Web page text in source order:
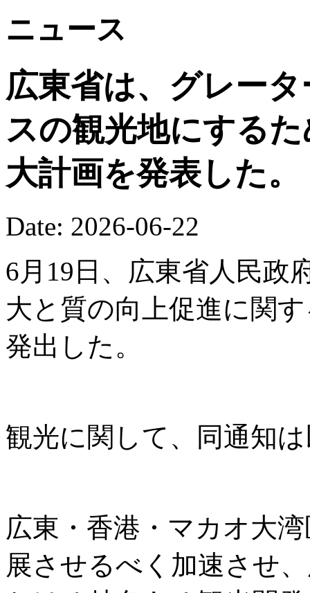
ニュース
広東省は、グレー
スの観光地にする
大計画を発表した。
Date: 2026-06-22
6月19日、広東省人民政
大と質の向上促進に関
発出した。
観光に関して、同通知
広東・香港・マカオ大
展させるべく加速させ